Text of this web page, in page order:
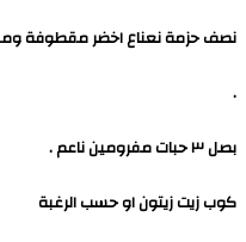
نصف حزمة نعناع اخضر مقطوفة
.
بصل ٣ حبات مفرومين ناعم .
كوب زيت زيتون او حسب الرغبة